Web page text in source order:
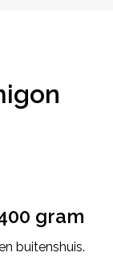
gram
buitenshuis.